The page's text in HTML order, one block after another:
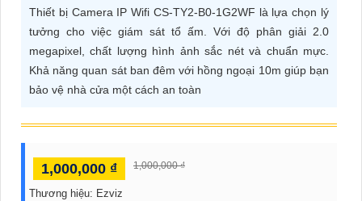
TƯ
VẤN
DỊCH
VỤ
Thiết bị Camera IP Wifi CS-TY2-B0-1G2WF là lựa chọn lý
tưởng cho việc giám sát tổ ấm. Với độ phân giải 2.0
megapixel, chất lượng hình ảnh sắc nét và chuẩn mực.
Khả năng quan sát ban đêm với hồng ngoại 10m giúp bạn
bảo vệ nhà cửa một cách an toàn
1,000,000 ₫ 1,000,000 ₫
Thương hiệu: Ezviz